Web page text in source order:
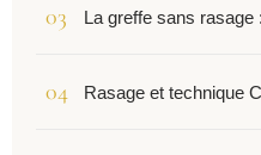
La greffe sans rasage
Rasage et technique